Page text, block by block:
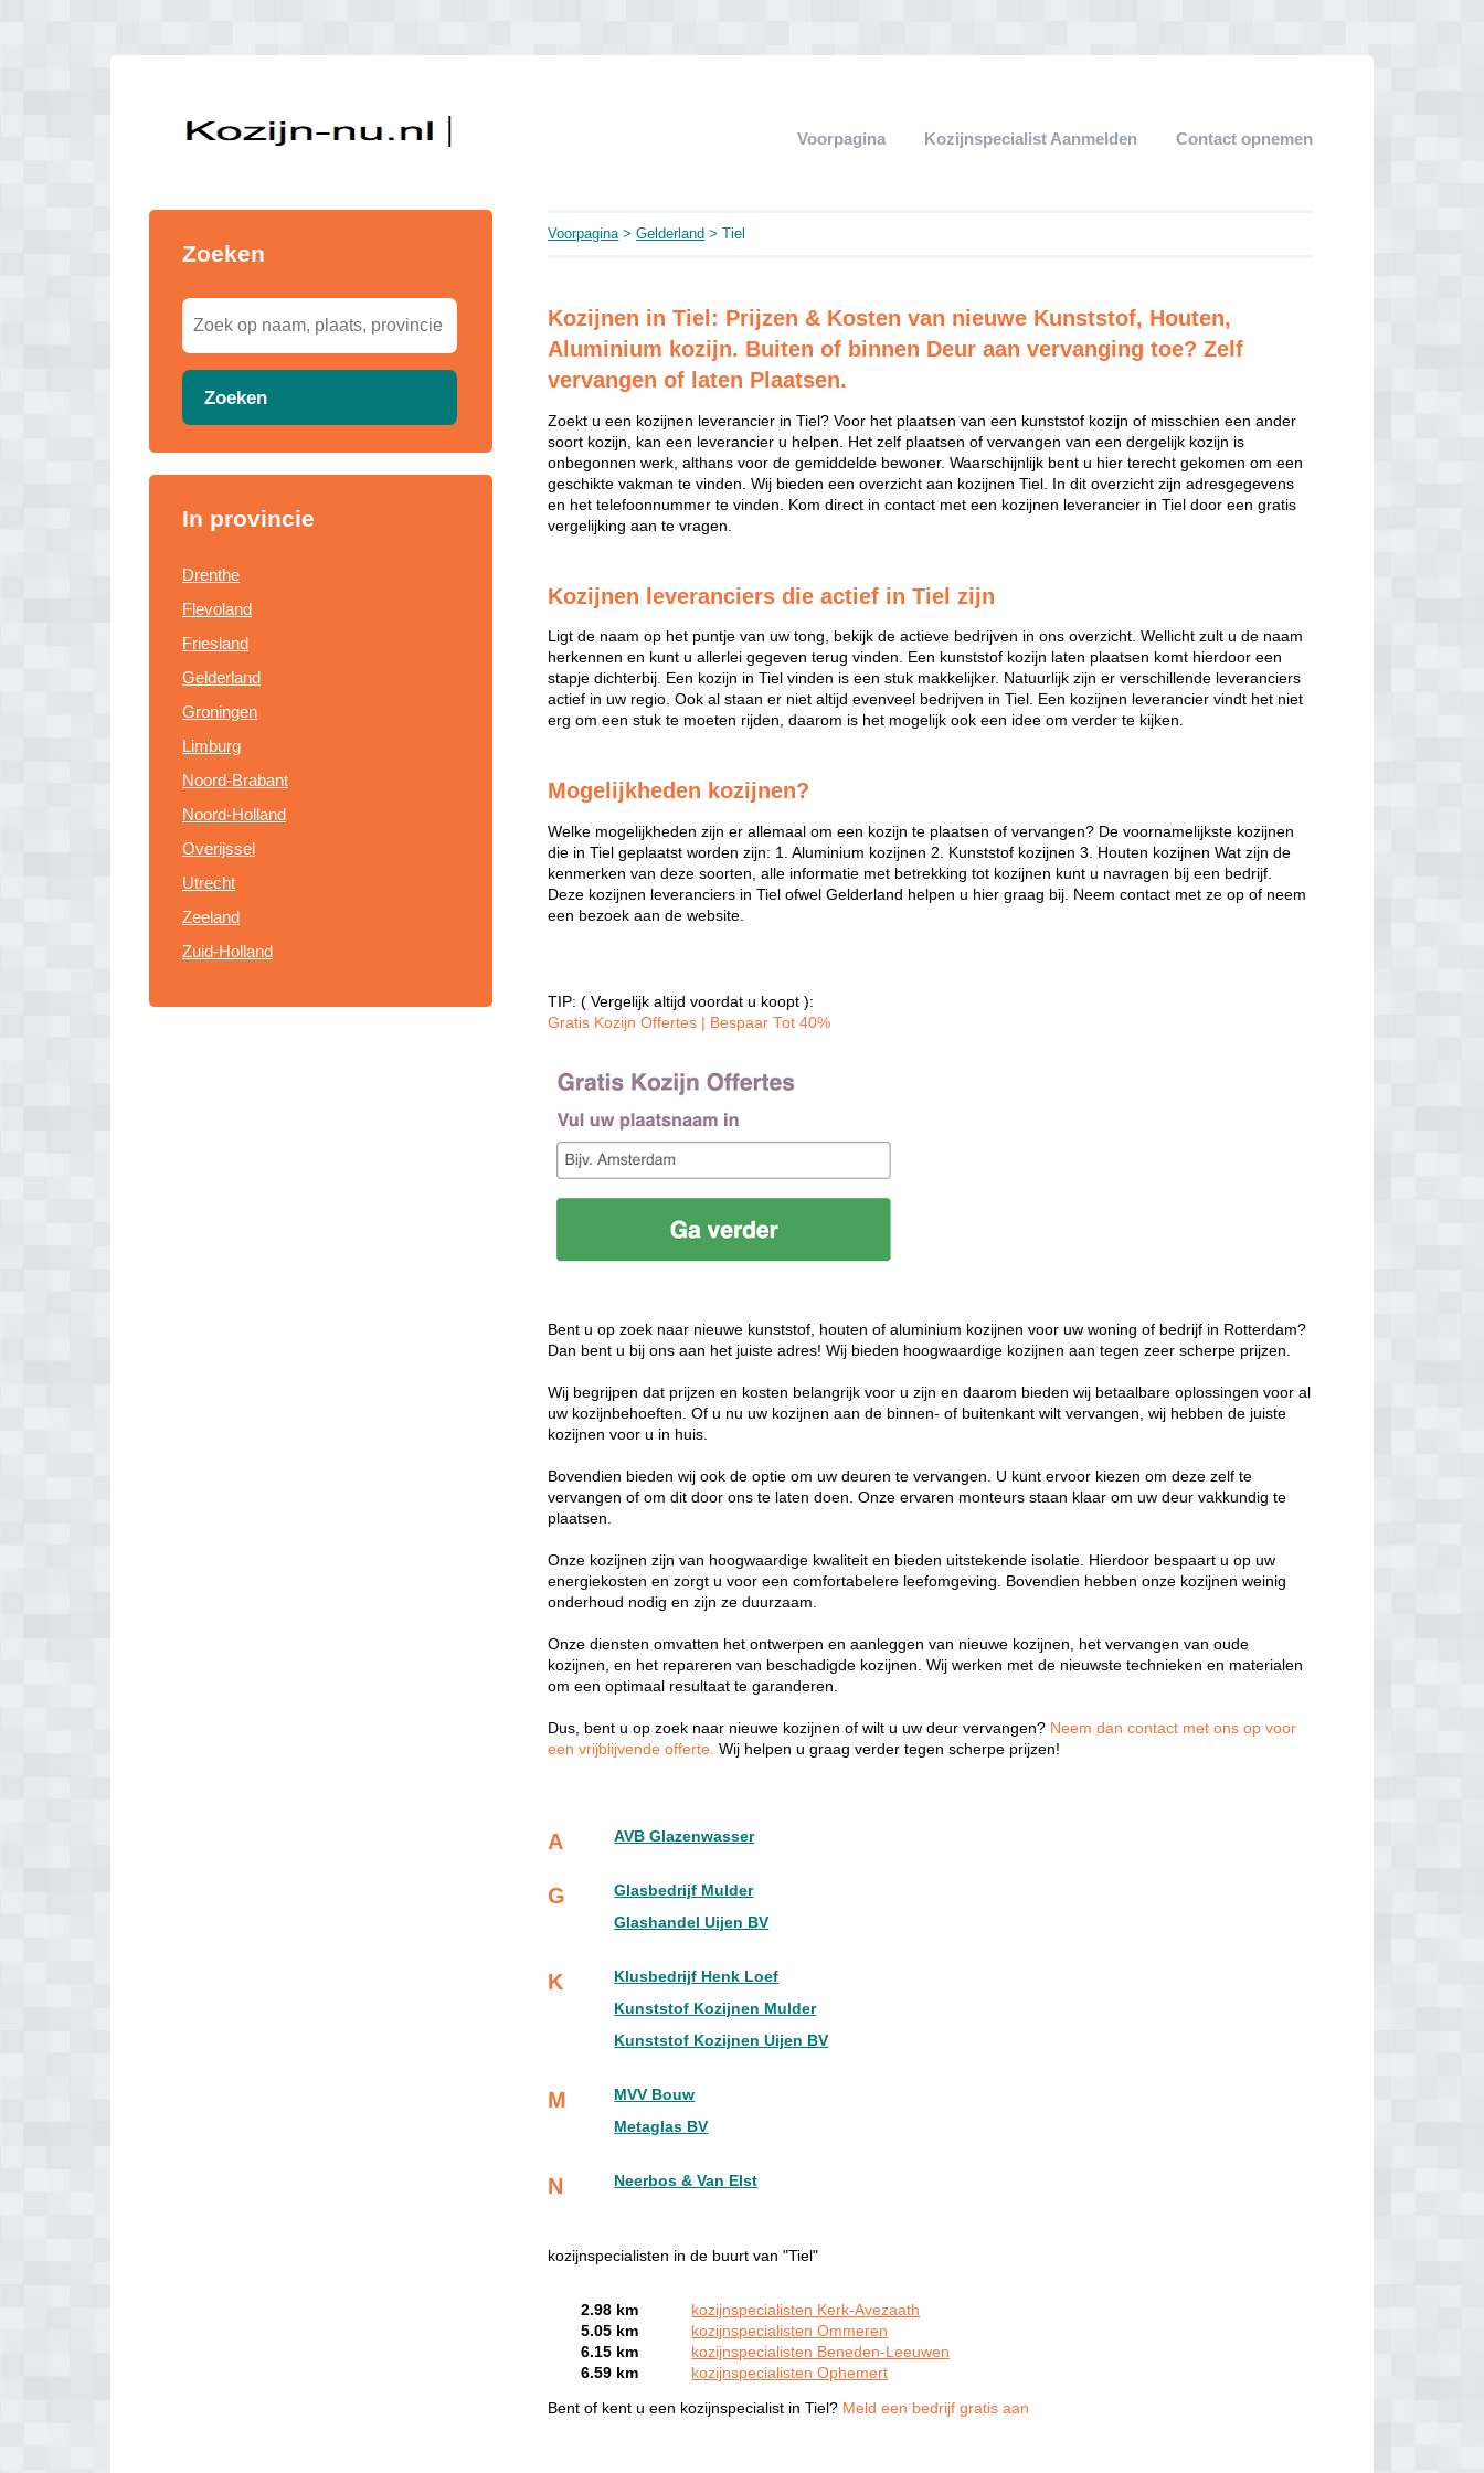
Voorpagina Kozijnspecialist Aanmelden Contact opnemen
Zoeken
Zoeken
In provincie
Drenthe
Flevoland
Friesland
Gelderland
Groningen
Limburg
Noord-Brabant
Noord-Holland
Overijssel
Utrecht
Zeeland
Zuid-Holland
Voorpagina>Gelderland > Tiel
Kozijnen in Tiel: Prijzen & Kosten van nieuwe Kunststof, Houten,
Aluminium kozijn. Buiten of binnen Deur aan vervanging toe? Zelf
vervangen of laten Plaatsen.
Zoekt u een kozijnen leverancier in Tiel? Voor het plaatsen van een kunststof kozijn of misschien een ander
soort kozijn, kan een leverancier u helpen. Het zelf plaatsen of vervangen van een dergelijk kozijn is
onbegonnen werk, althans voor de gemiddelde bewoner. Waarschijnlijk bent u hier terecht gekomen om een
geschikte vakman te vinden. Wij bieden een overzicht aan kozijnen Tiel. In dit overzicht zijn adresgegevens
en het telefoonnummer te vinden. Kom direct in contact met een kozijnen leverancier in Tiel door een gratis
vergelijking aan te vragen.
Kozijnen leveranciers die actief in Tiel zijn
Ligt de naam op het puntje van uw tong, bekijk de actieve bedrijven in ons overzicht. Wellicht zult u de naam
herkennen en kunt u allerlei gegeven terug vinden. Een kunststof kozijn laten plaatsen komt hierdoor een
stapje dichterbij. Een kozijn in Tiel vinden is een stuk makkelijker. Natuurlijk zijn er verschillende leveranciers
actief in uw regio. Ook al staan er niet altijd evenveel bedrijven in Tiel. Een kozijnen leverancier vindt het niet
erg om een stuk te moeten rijden, daarom is het mogelijk ook een idee om verder te kijken.
Mogelijkheden kozijnen?
Welke mogelijkheden zijn er allemaal om een kozijn te plaatsen of vervangen? De voornamelijkste kozijnen
die in Tiel geplaatst worden zijn: 1. Aluminium kozijnen 2. Kunststof kozijnen 3. Houten kozijnen Wat zijn de
kenmerken van deze soorten, alle informatie met betrekking tot kozijnen kunt u navragen bij een bedrijf.
Deze kozijnen leveranciers in Tiel ofwel Gelderland helpen u hier graag bij. Neem contact met ze op of neem
een bezoek aan de website.
TIP: ( Vergelijk altijd voordat u koopt ):
Gratis Kozijn Offertes | Bespaar Tot 40%‎
Bent u op zoek naar nieuwe kunststof, houten of aluminium kozijnen voor uw woning of bedrijf in Rotterdam?
Dan bent u bij ons aan het juiste adres! Wij bieden hoogwaardige kozijnen aan tegen zeer scherpe prijzen.
Wij begrijpen dat prijzen en kosten belangrijk voor u zijn en daarom bieden wij betaalbare oplossingen voor al
uw kozijnbehoeften. Of u nu uw kozijnen aan de binnen- of buitenkant wilt vervangen, wij hebben de juiste
kozijnen voor u in huis.
Bovendien bieden wij ook de optie om uw deuren te vervangen. U kunt ervoor kiezen om deze zelf te
vervangen of om dit door ons te laten doen. Onze ervaren monteurs staan klaar om uw deur vakkundig te
plaatsen.
Onze kozijnen zijn van hoogwaardige kwaliteit en bieden uitstekende isolatie. Hierdoor bespaart u op uw
energiekosten en zorgt u voor een comfortabelere leefomgeving. Bovendien hebben onze kozijnen weinig
onderhoud nodig en zijn ze duurzaam.
Onze diensten omvatten het ontwerpen en aanleggen van nieuwe kozijnen, het vervangen van oude
kozijnen, en het repareren van beschadigde kozijnen. Wij werken met de nieuwste technieken en materialen
om een optimaal resultaat te garanderen.
Dus, bent u op zoek naar nieuwe kozijnen of wilt u uw deur vervangen? Neem dan contact met ons op voor
een vrijblijvende offerte.Wij helpen u graag verder tegen scherpe prijzen!
A AVB Glazenwasser
G
Glasbedrijf Mulder
Glashandel Uijen BV
K
Klusbedrijf Henk Loef
Kunststof Kozijnen Mulder
Kunststof Kozijnen Uijen BV
M
MVV Bouw
Metaglas BV
N Neerbos & Van Elst
kozijnspecialisten in de buurt van "Tiel"
2.98 km
kozijnspecialisten Kerk-Avezaath
5.05 km
kozijnspecialisten Ommeren
6.15 km
kozijnspecialisten Beneden-Leeuwen
6.59 km
kozijnspecialisten Ophemert
Bent of kent u een kozijnspecialist in Tiel? Meld een bedrijf gratis aan